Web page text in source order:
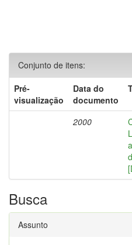
Conjunto de itens:
Pré-
visualização
Data do
documento
2000
Busca
Assunto